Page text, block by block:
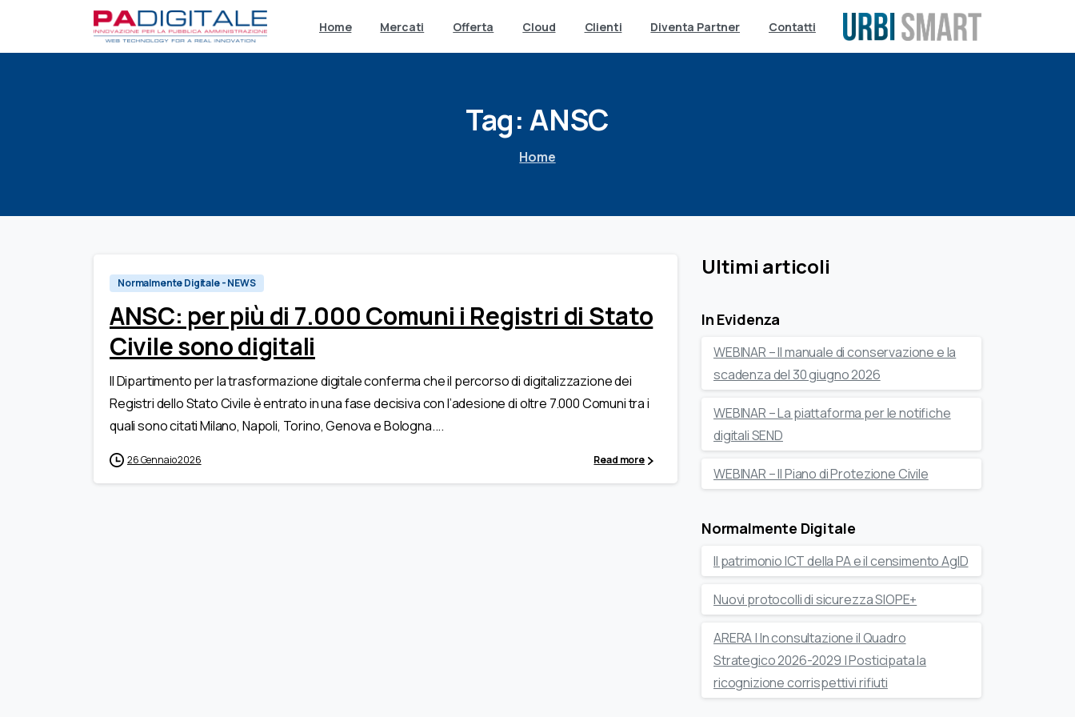
Home Mercati Offerta Cloud Clienti Diventa Partner Contatti
Tag: ANSC
Home
Normalmente Digitale - NEWS
ANSC: per più di 7.000 Comuni i Registri di Stato
Civile sono digitali
Il Dipartimento per la trasformazione digitale conferma che il percorso di digitalizzazione dei
Registri dello Stato Civile è entrato in una fase decisiva con l’adesione di oltre 7.000 Comuni tra i
quali sono citati Milano, Napoli, Torino, Genova e Bologna....
26 Gennaio 2026 Read more
Ultimi articoli
In Evidenza
WEBINAR – Il manuale di conservazione e la
scadenza del 30 giugno 2026
WEBINAR – La piattaforma per le notifiche
digitali SEND
WEBINAR – Il Piano di Protezione Civile
Normalmente Digitale
Il patrimonio ICT della PA e il censimento AgID
Nuovi protocolli di sicurezza SIOPE+
ARERA | In consultazione il Quadro
Strategico 2026-2029 | Posticipata la
ricognizione corrispettivi rifiuti